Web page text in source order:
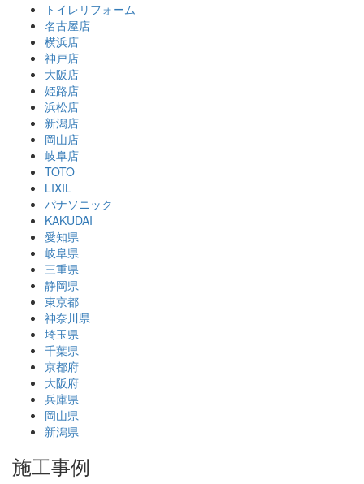
トイレリフォーム
名古屋店
横浜店
神戸店
大阪店
姫路店
浜松店
新潟店
岡山店
岐阜店
TOTO
LIXIL
パナソニック
KAKUDAI
愛知県
岐阜県
三重県
静岡県
東京都
神奈川県
埼玉県
千葉県
京都府
大阪府
兵庫県
岡山県
新潟県
施工事例